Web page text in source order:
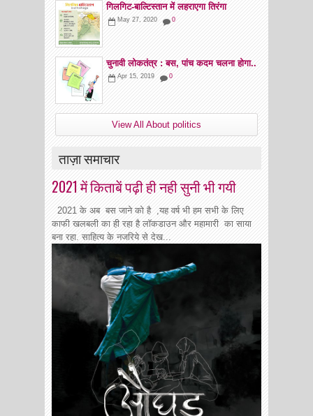
गिलगिट-बाल्टिस्तान में लहराएगा तिरंगा
May 27, 2020 0
चुनावी लोकतंत्र : बस, पांच कदम चलना होगा..
Apr 15, 2019 0
View All About politics
ताज़ा समाचार
2021 में किताबें पढ़ी ही नही सुनी भी गयी
2021 के अब बस जाने को है ,यह वर्ष भी हम सभी के लिए
काफी खलबली का ही रहा है लॉकडाउन और महामारी का साया
बना रहा. साहित्य के नजरिये से देख...